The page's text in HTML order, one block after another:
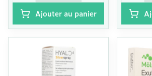
Ajouter au panier